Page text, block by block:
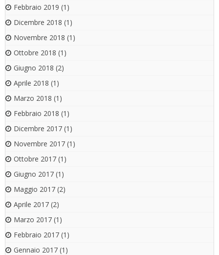
Febbraio 2019 (1)
Dicembre 2018 (1)
Novembre 2018 (1)
Ottobre 2018 (1)
Giugno 2018 (2)
Aprile 2018 (1)
Marzo 2018 (1)
Febbraio 2018 (1)
Dicembre 2017 (1)
Novembre 2017 (1)
Ottobre 2017 (1)
Giugno 2017 (1)
Maggio 2017 (2)
Aprile 2017 (2)
Marzo 2017 (1)
Febbraio 2017 (1)
Gennaio 2017 (1)